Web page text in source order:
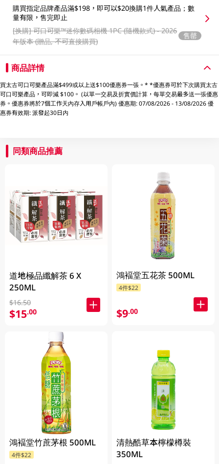
購買指定品牌產品滿$198，即可以$20換購1件人氣產品；數
量有限，售完即止
[换購]可口可樂™️迷你數碼相機 1PC (隨機款式) - 2026
年版本 (贈品, 不可直接購買)
售罄
商品詳情
買太古可口可樂產品滿$499或以上送$100優惠券一張。* *優惠券可於下次購買太古
可口可樂產品，可即減 $100。 (以單一交易及折實價計算，每單交易最多送一張優惠
券。優惠券將於7個工作天內存入用戶帳戶內) 優惠期: 07/08/2026 - 13/08/2026 優
惠券有效期: 派發起30日内
同類商品推薦
道地極品纖解茶 6 X
250ML
$16.50
$15.00
鴻褔堂竹蔗茅根 500ML
4件$22
鴻褔堂五花茶 500ML
4件$22
$9.00
清熱酷草本檸檬樽裝
350ML